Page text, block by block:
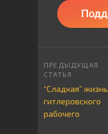
“Сладкая” жизнь
гитлеровского
рабочего